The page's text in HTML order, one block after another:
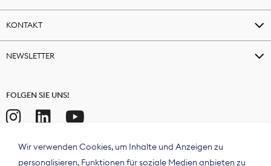
KONTAKT
NEWSLETTER
FOLGEN SIE UNS!
Wir verwenden Cookies, um Inhalte und Anzeigen zu
personalisieren, Funktionen für soziale Medien anbieten zu